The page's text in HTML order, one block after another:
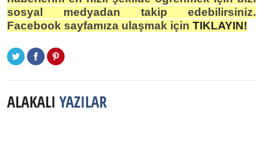
sosyal medyadan takip edebilirsiniz.
Facebook sayfamıza ulaşmak için TIKLAYIN!
ALAKALI YAZILAR